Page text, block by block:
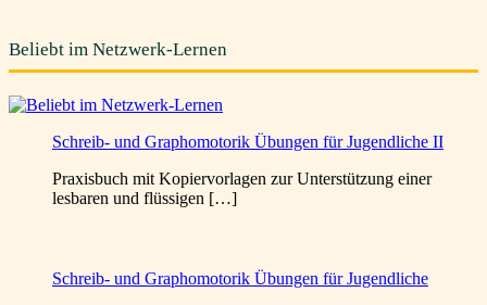
Beliebt im Netzwerk-Lernen
Schreib- und Graphomotorik Übungen für Jugendliche II
Praxisbuch mit Kopiervorlagen zur Unterstützung einer
lesbaren und flüssigen […]
Schreib- und Graphomotorik Übungen für Jugendliche